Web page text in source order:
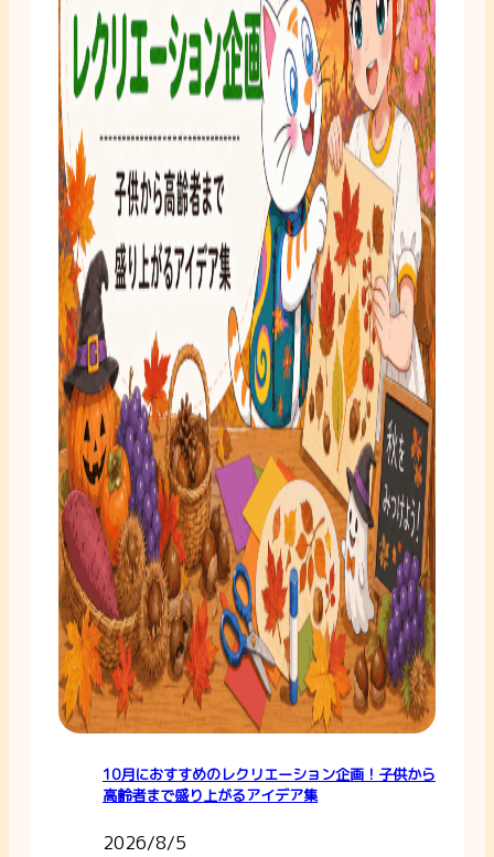
10月におすすめのレクリエーション企画！子供から
高齢者まで盛り上がるアイデア集
2026/8/5